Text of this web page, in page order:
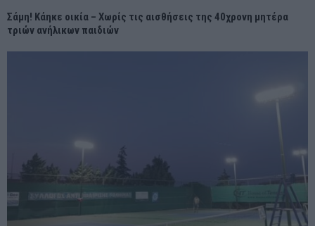
Σάμη! Κάηκε οικία – Χωρίς τις αισθήσεις της 40χρονη μητέρα
τριών ανήλικων παιδιών